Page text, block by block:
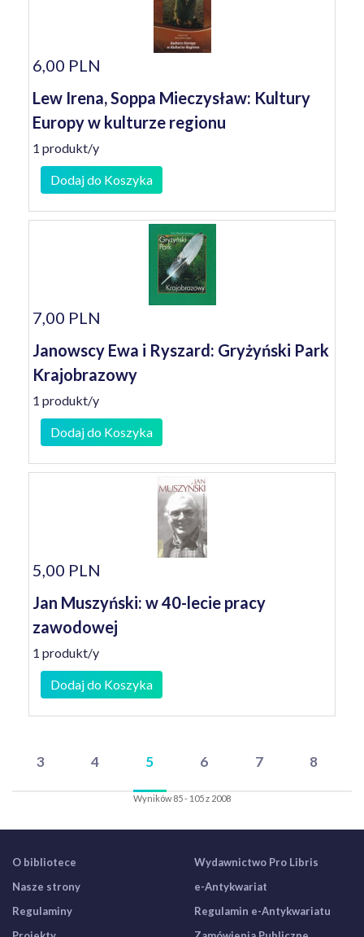
6,00 PLN
Lew Irena, Soppa Mieczysław: Kultury
Europy w kulturze regionu
1 produkt/y
Dodaj do Koszyka
7,00 PLN
Janowscy Ewa i Ryszard: Gryżyński Park
Krajobrazowy
1 produkt/y
Dodaj do Koszyka
5,00 PLN
Jan Muszyński: w 40-lecie pracy
zawodowej
1 produkt/y
Dodaj do Koszyka
3 4 5 6 7 8
Wyników 85 - 105 z 2008
O bibliotece
Nasze strony
Regulaminy
Wydawnictwo Pro Libris
e-Antykwariat
Regulamin e-Antykwariatu